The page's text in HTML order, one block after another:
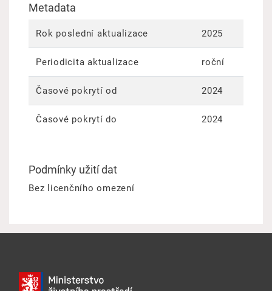
Metadata
Rok poslední aktualizace 2025
Periodicita aktualizace roční
Časové pokrytí od 2024
Časové pokrytí do 2024
Podmínky užití dat
Bez licenčního omezení